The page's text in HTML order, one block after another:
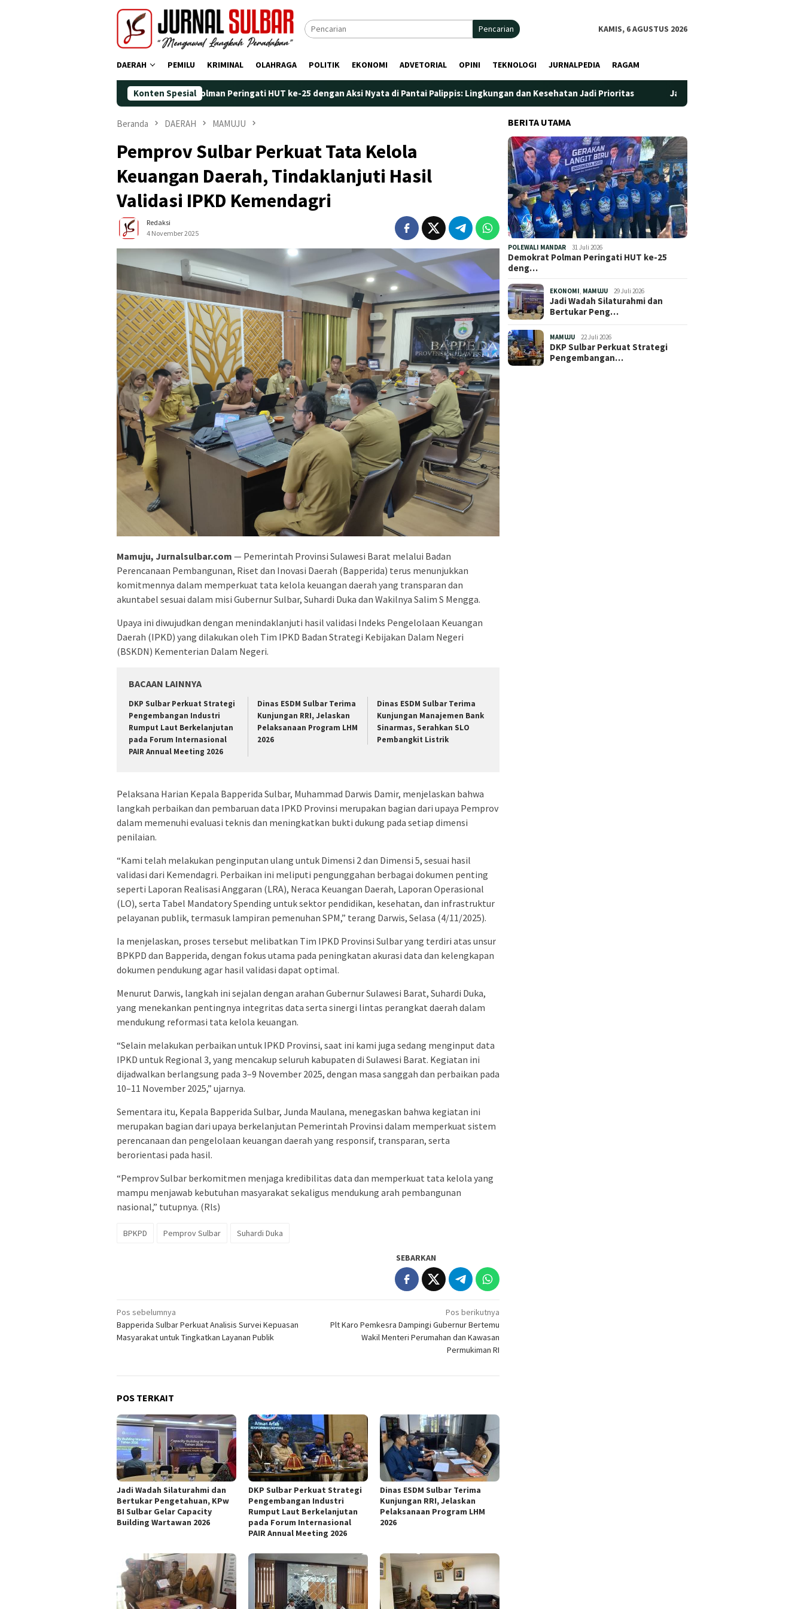
Pencarian KAMIS, 6 AGUSTUS 2026
DAERAH PEMILU KRIMINAL OLAHRAGA POLITIK EKONOMI ADVETORIAL OPINI TEKNOLOGI JURNALPEDIA RAGAM
Konten Spesial
Demokrat Polman Peringati HUT ke-25 dengan Aksi Nyata di Pantai Palippis: Lingkungan dan Kesehatan Jadi Prioritas Jadi Wadah Silaturahmi dan Bertukar
Beranda DAERAH MAMUJU
Pemprov Sulbar Perkuat Tata Kelola
Keuangan Daerah, Tindaklanjuti Hasil
Validasi IPKD Kemendagri
Redaksi
4 November 2025
Mamuju, Jurnalsulbar.com — Pemerintah Provinsi Sulawesi Barat melalui Badan
Perencanaan Pembangunan, Riset dan Inovasi Daerah (Bapperida) terus menunjukkan
komitmennya dalam memperkuat tata kelola keuangan daerah yang transparan dan
akuntabel sesuai dalam misi Gubernur Sulbar, Suhardi Duka dan Wakilnya Salim S Mengga.
Upaya ini diwujudkan dengan menindaklanjuti hasil validasi Indeks Pengelolaan Keuangan
Daerah (IPKD) yang dilakukan oleh Tim IPKD Badan Strategi Kebijakan Dalam Negeri
(BSKDN) Kementerian Dalam Negeri.
BACAAN LAINNYA
DKP Sulbar Perkuat Strategi
Pengembangan Industri
Rumput Laut Berkelanjutan
pada Forum Internasional
PAIR Annual Meeting 2026
Dinas ESDM Sulbar Terima
Kunjungan RRI, Jelaskan
Pelaksanaan Program LHM
2026
Dinas ESDM Sulbar Terima
Kunjungan Manajemen Bank
Sinarmas, Serahkan SLO
Pembangkit Listrik
Pelaksana Harian Kepala Bapperida Sulbar, Muhammad Darwis Damir, menjelaskan bahwa
langkah perbaikan dan pembaruan data IPKD Provinsi merupakan bagian dari upaya Pemprov
dalam memenuhi evaluasi teknis dan meningkatkan bukti dukung pada setiap dimensi
penilaian.
“Kami telah melakukan penginputan ulang untuk Dimensi 2 dan Dimensi 5, sesuai hasil
validasi dari Kemendagri. Perbaikan ini meliputi pengunggahan berbagai dokumen penting
seperti Laporan Realisasi Anggaran (LRA), Neraca Keuangan Daerah, Laporan Operasional
(LO), serta Tabel Mandatory Spending untuk sektor pendidikan, kesehatan, dan infrastruktur
pelayanan publik, termasuk lampiran pemenuhan SPM,” terang Darwis, Selasa (4/11/2025).
Ia menjelaskan, proses tersebut melibatkan Tim IPKD Provinsi Sulbar yang terdiri atas unsur
BPKPD dan Bapperida, dengan fokus utama pada peningkatan akurasi data dan kelengkapan
dokumen pendukung agar hasil validasi dapat optimal.
Menurut Darwis, langkah ini sejalan dengan arahan Gubernur Sulawesi Barat, Suhardi Duka,
yang menekankan pentingnya integritas data serta sinergi lintas perangkat daerah dalam
mendukung reformasi tata kelola keuangan.
“Selain melakukan perbaikan untuk IPKD Provinsi, saat ini kami juga sedang menginput data
IPKD untuk Regional 3, yang mencakup seluruh kabupaten di Sulawesi Barat. Kegiatan ini
dijadwalkan berlangsung pada 3–9 November 2025, dengan masa sanggah dan perbaikan pada
10–11 November 2025,” ujarnya.
Sementara itu, Kepala Bapperida Sulbar, Junda Maulana, menegaskan bahwa kegiatan ini
merupakan bagian dari upaya berkelanjutan Pemerintah Provinsi dalam memperkuat sistem
perencanaan dan pengelolaan keuangan daerah yang responsif, transparan, serta
berorientasi pada hasil.
“Pemprov Sulbar berkomitmen menjaga kredibilitas data dan memperkuat tata kelola yang
mampu menjawab kebutuhan masyarakat sekaligus mendukung arah pembangunan
nasional,” tutupnya. (Rls)
BPKPD Pemprov Sulbar Suhardi Duka
SEBARKAN
Navigasi
pos
Pos sebelumnya
Bapperida Sulbar Perkuat Analisis Survei Kepuasan
Masyarakat untuk Tingkatkan Layanan Publik
Pos berikutnya
Plt Karo Pemkesra Dampingi Gubernur Bertemu
Wakil Menteri Perumahan dan Kawasan
Permukiman RI
POS TERKAIT
Jadi Wadah Silaturahmi dan
Bertukar Pengetahuan, KPw
BI Sulbar Gelar Capacity
Building Wartawan 2026
DKP Sulbar Perkuat Strategi
Pengembangan Industri
Rumput Laut Berkelanjutan
pada Forum Internasional
PAIR Annual Meeting 2026
Dinas ESDM Sulbar Terima
Kunjungan RRI, Jelaskan
Pelaksanaan Program LHM
2026
BERITA UTAMA
POLEWALI MANDAR 31 Juli 2026
Demokrat Polman Peringati HUT ke-25
deng…
EKONOMI MAMUJU 29 Juli 2026
Jadi Wadah Silaturahmi dan
Bertukar Peng…
MAMUJU 22 Juli 2026
DKP Sulbar Perkuat Strategi
Pengembangan…